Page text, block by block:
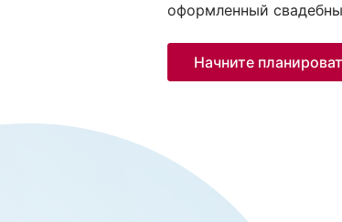
оформленный
Начните